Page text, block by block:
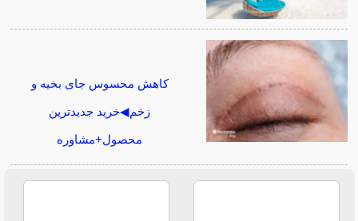
کاهش محسوس جای بخیه و
زخم◀خرید جدیدترین
محصول+مشاوره